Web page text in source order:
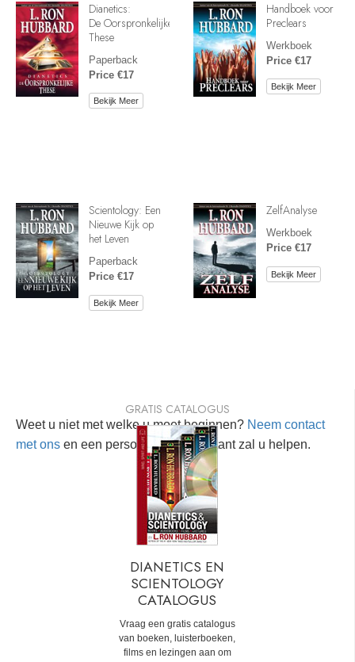
Dianetics:
De Oorspronkelijke
These
Paperback
Price €17
Bekijk Meer
Handboek voor
Preclears
Werkboek
Price €17
Bekijk Meer
Scientology: Een
Nieuwe Kijk op
het Leven
Paperback
Price €17
Bekijk Meer
ZelfAnalyse
Werkboek
Price €17
Bekijk Meer
Weet u niet met welke u moet beginnen? Neem contact
met ons en een persoonlijke consultant zal u helpen.
GRATIS CATALOGUS
DIANETICS EN
SCIENTOLOGY
CATALOGUS
Vraag een gratis catalogus
van boeken, luisterboeken,
films en lezingen aan om